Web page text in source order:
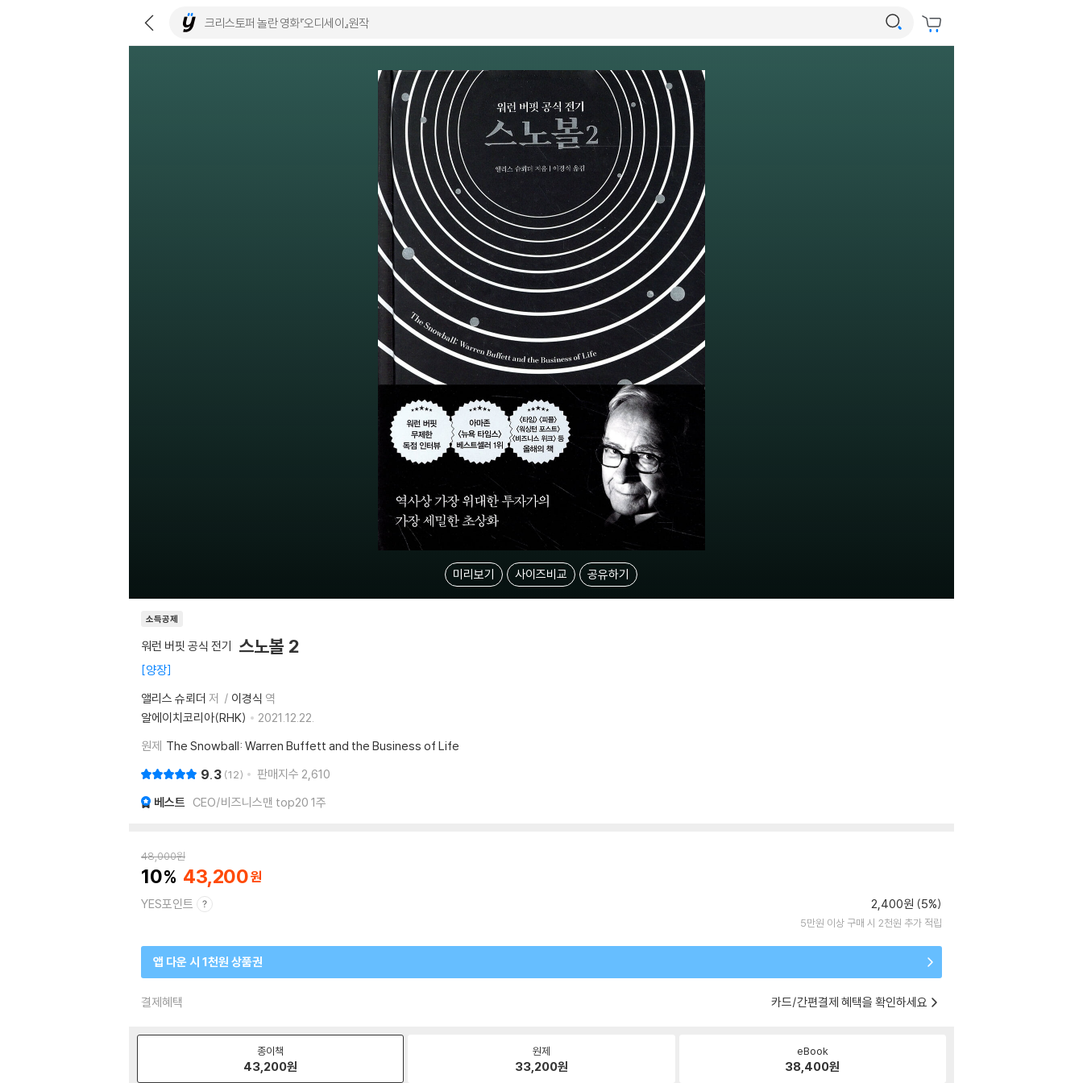
미리보기 사이즈비교 공유하기
소득공제
워런 버핏 공식 전기 스노볼 2
양장
앨리스 슈뢰더 저 이경식 역
알에이치코리아(RHK)
2021.12.22.
원제 The Snowball: Warren Buffett and the Business of Life
9.3 12 판매지수 2,610
베스트 CEO/비즈니스맨 top20 1주
48,000원
10 43,200
YES포인트 2,400원 (5%)
5만원 이상 구매 시 2천원 추가 적립
앱 다운 시 1천원 상품권
결제혜택 카드/간편결제 혜택을 확인하세요
종이책
43,200원
원제
33,200원
eBook
38,400원